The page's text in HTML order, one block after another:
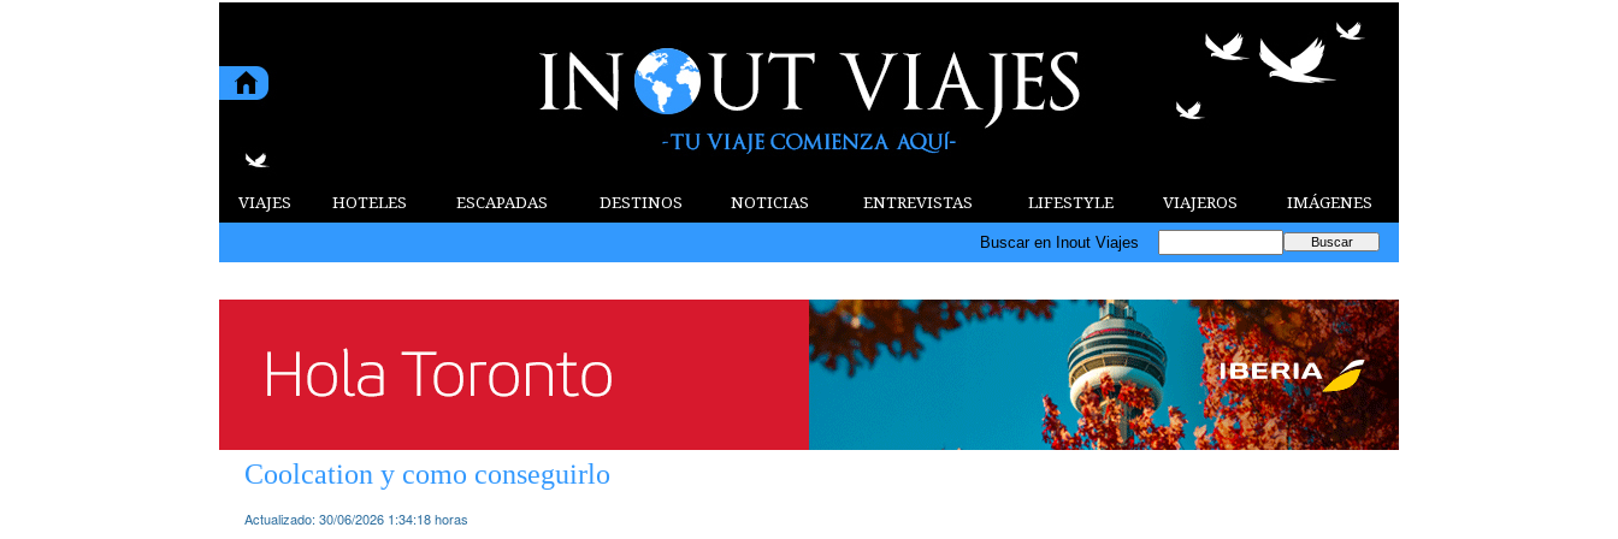
VIAJES HOTELES ESCAPADAS DESTINOS NOTICIAS ENTREVISTAS LIFESTYLE VIAJEROS IMÁGENES
Buscar en Inout Viajes
Coolcation y como conseguirlo
Actualizado: 30/06/2026 1:34:18horas